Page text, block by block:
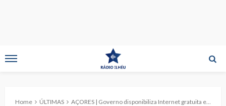
Home ÚLTIMAS AÇORES | Governo disponibiliza Internet gratuita em todas as lojas RIAC da Região